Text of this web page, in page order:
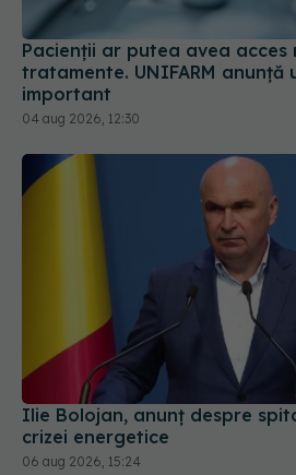
Pacienții ar putea avea acces
tratamente. UNIFARM anunță
important
04 aug 2026, 12:30
Ilie Bolojan, anunț despre
crizei energetice
06 aug 2026, 15:24